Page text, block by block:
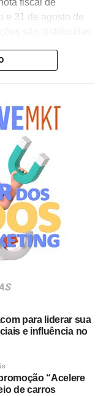
e 31 de agosto de
do resultado
de setembro para
e brindes no
G1 do shopping.
para a cidade e
de forma tão
essa
fiéis”,
do Shopping
do sorteio, os
e enviar
O regulamento
para liderar sua
e influência no
“Acelere
de carros